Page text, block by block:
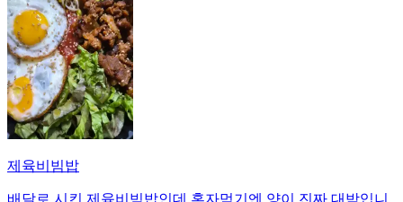
제육비빔밥
배달로 시킨 제육비빔밥인데 혼자먹기엔 양이 진짜 대박입니